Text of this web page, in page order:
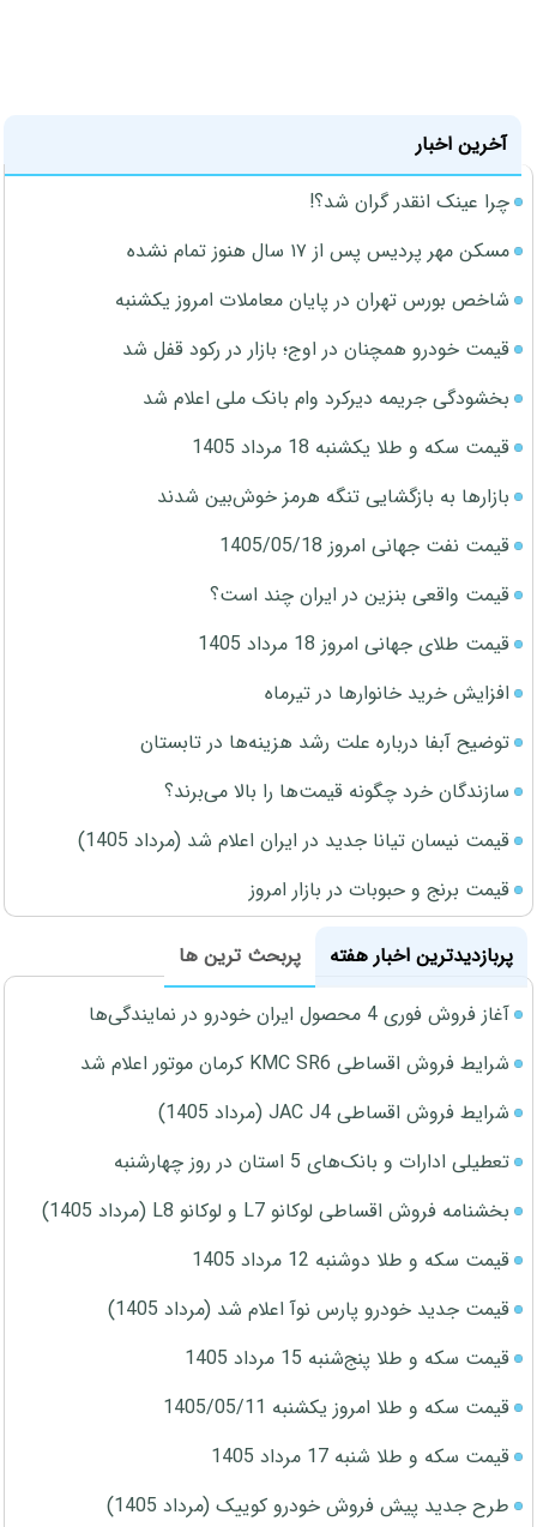
آخرین اخبار
چرا عینک انقدر گران شد؟!
مسکن مهر پردیس پس از ۱۷ سال هنوز تمام نشده
شاخص بورس تهران در پایان معاملات امروز یکشنبه
قیمت خودرو همچنان در اوج؛ بازار در رکود قفل شد
بخشودگی جریمه دیرکرد وام بانک ملی اعلام شد
قیمت سکه و طلا یکشنبه 18 مرداد 1405
بازارها به بازگشایی تنگه هرمز خوش‌بین شدند
قیمت نفت جهانی امروز 1405/05/18
قیمت واقعی بنزین در ایران چند است؟
قیمت طلای جهانی امروز 18 مرداد 1405
افزایش خرید خانوارها در تیرماه
توضیح آبفا درباره علت رشد هزینه‌ها در تابستان
سازندگان خرد چگونه قیمت‌ها را بالا می‌برند؟
قیمت نیسان تیانا جدید در ایران اعلام شد (مرداد 1405)
قیمت برنج و حبوبات در بازار امروز
پربازدیدترین اخبار هفته
پربحث ترین ها
آغاز فروش فوری 4 محصول ایران خودرو در نمایندگی‌ها
شرایط فروش اقساطی KMC SR6 کرمان موتور اعلام شد
شرایط فروش اقساطی JAC J4 (مرداد 1405)
تعطیلی ادارات و بانک‌های 5 استان در روز چهارشنبه
بخشنامه فروش اقساطی لوکانو L7 و لوکانو L8 (مرداد 1405)
قیمت سکه و طلا دوشنبه 12 مرداد 1405
قیمت جدید خودرو پارس نوآ اعلام شد (مرداد 1405)
قیمت سکه و طلا پنج‌شنبه 15 مرداد 1405
قیمت سکه و طلا امروز یکشنبه 1405/05/11
قیمت سکه و طلا شنبه 17 مرداد 1405
طرح جدید پیش فروش خودرو کوییک (مرداد 1405)